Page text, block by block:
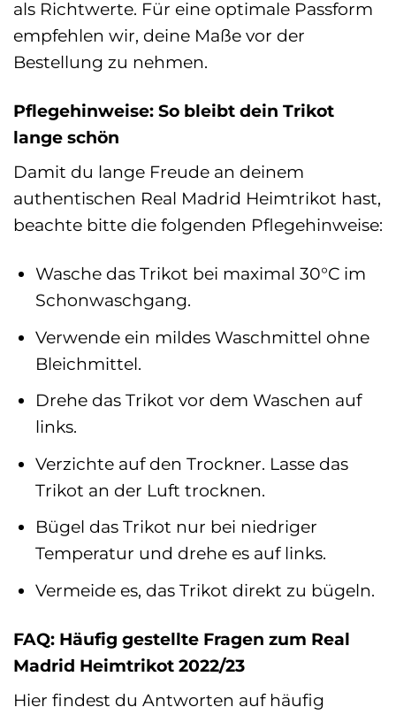
als Richtwerte. Für eine optimale Passform
empfehlen wir, deine Maße vor der
Bestellung zu nehmen.
Pflegehinweise: So bleibt dein Trikot
lange schön
Damit du lange Freude an deinem
authentischen Real Madrid Heimtrikot hast,
beachte bitte die folgenden Pflegehinweise:
Wasche das Trikot bei maximal 30°C im
Schonwaschgang.
Verwende ein mildes Waschmittel ohne
Bleichmittel.
Drehe das Trikot vor dem Waschen auf
links.
Verzichte auf den Trockner. Lasse das
Trikot an der Luft trocknen.
Bügel das Trikot nur bei niedriger
Temperatur und drehe es auf links.
Vermeide es, das Trikot direkt zu bügeln.
FAQ: Häufig gestellte Fragen zum Real
Madrid Heimtrikot 2022/23
Hier findest du Antworten auf häufig